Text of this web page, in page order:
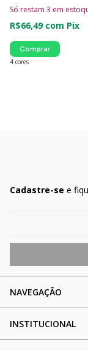
R$66,49 com Pix
Só restam 3 em
4 cores
Comprar
Cadastre-se e
NAVEGAÇÃO
INSTITUCIONAL